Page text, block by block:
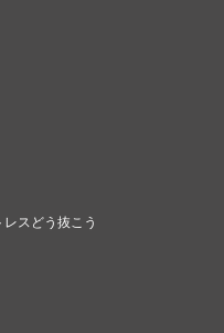
スどう抜こう